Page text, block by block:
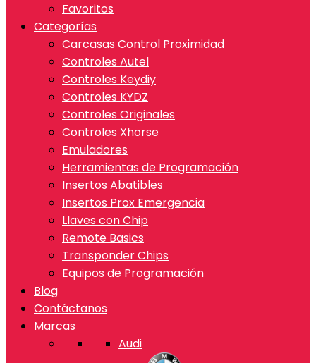
Favoritos
Categorías
Carcasas Control Proximidad
Controles Autel
Controles Keydiy
Controles KYDZ
Controles Originales
Controles Xhorse
Emuladores
Herramientas de Programación
Insertos Abatibles
Insertos Prox Emergencia
Llaves con Chip
Remote Basics
Transponder Chips
Equipos de Programación
Blog
Contáctanos
Marcas
Audi